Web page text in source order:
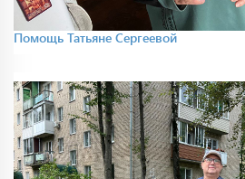
Помощь Татьяне Сергеевой